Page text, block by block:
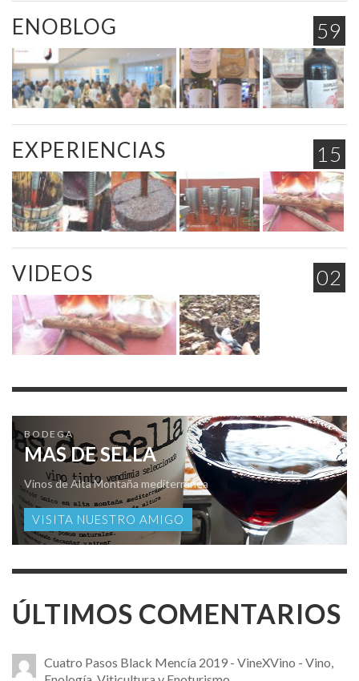
59
ENOBLOG
15
EXPERIENCIAS
02
VIDEOS
BODEGA
MAS DE SELLA
Vinos de Alta Montaña mediterránea
VISITA NUESTRO AMIGO
ÚLTIMOS COMENTARIOS
Cuatro Pasos Black Mencía 2019 - VineXVino - Vino,